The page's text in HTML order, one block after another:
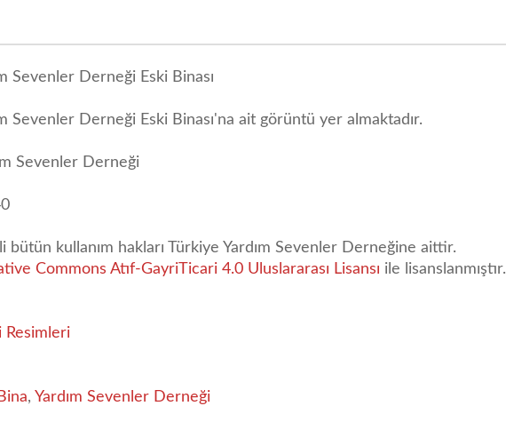
Sevenler Derneği Eski Binası
Sevenler Derneği Eski Binası'na ait görüntü yer almaktadır.
Sevenler Derneği
bütün kullanım hakları Türkiye Yardım Sevenler Derneğine aittir.
Commons Atıf-GayriTicari 4.0 Uluslararası Lisansı ile lisanslanmıştır.
Resimleri
,Yardım Sevenler Derneği